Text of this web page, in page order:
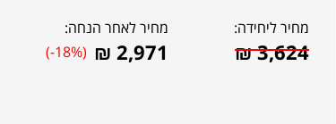
מחיר ליחידה:
₪3,624
מחיר לאחר הנחה:
₪ 2,971
(-18%)